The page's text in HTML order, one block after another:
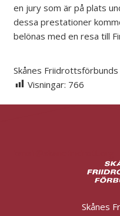
en jury som är på plats
dessa prestationer
belönas med en resa till
Skånes
Visningar: 766
Skånes